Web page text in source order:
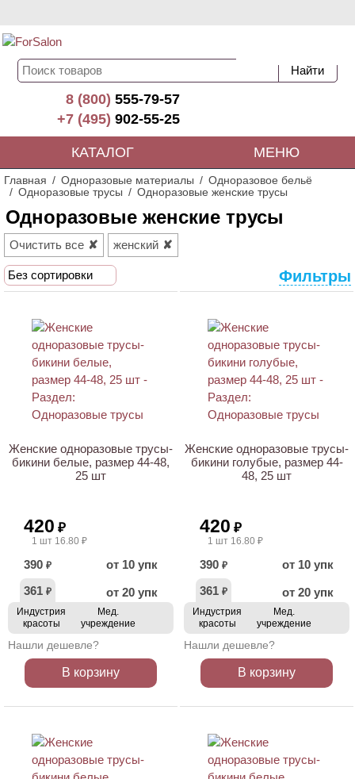
8 (800)555-79-57
+7 (495)902-55-25
КАТАЛОГ МЕНЮ
Главная Одноразовые материалы
Одноразовое бельё
Одноразовые трусы
Одноразовые женские трусы
Одноразовые женские трусы
Очистить все женский
Без сортировки Фильтры
Женские одноразовые трусы-
бикини белые, размер 44-48,
25 шт
420 ₽
1 шт 16.80 ₽
390 ₽
от 10 упк
361 ₽ от 20 упк
Индустрия
красоты
Мед.
учреждение
Нашли дешевле?
В корзину
Женские одноразовые трусы-
бикини голубые, размер 44-
48, 25 шт
420 ₽
1 шт 16.80 ₽
390 ₽
от 10 упк
361 ₽ от 20 упк
Индустрия
красоты
Мед.
учреждение
Нашли дешевле?
В корзину